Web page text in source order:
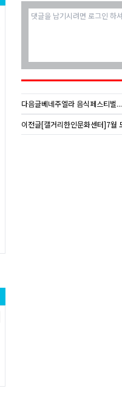
다음글베네주엘라 음식페스티벌
이전글[캘거리한인문화센터]7월